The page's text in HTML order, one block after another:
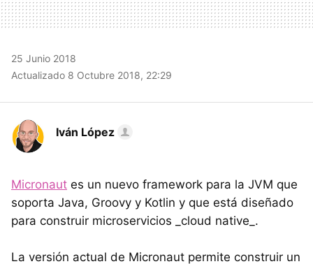
25 Junio 2018
Actualizado 8 Octubre 2018, 22:29
Iván López
Micronaut es un nuevo framework para la JVM que
soporta Java, Groovy y Kotlin y que está diseñado
para construir microservicios _cloud native_.
La versión actual de Micronaut permite construir un